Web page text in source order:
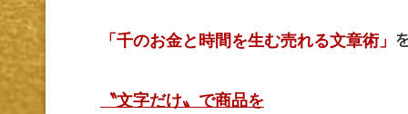
「千のお金と時間を生む売れる文章術」
〝文字だけ〟で商品を